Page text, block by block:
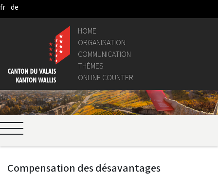
Saltar al contenido principal
fr de
HOME
ORGANISATION
COMMUNICATION
THÈMES
ONLINE COUNTER
Compensation des désavantages